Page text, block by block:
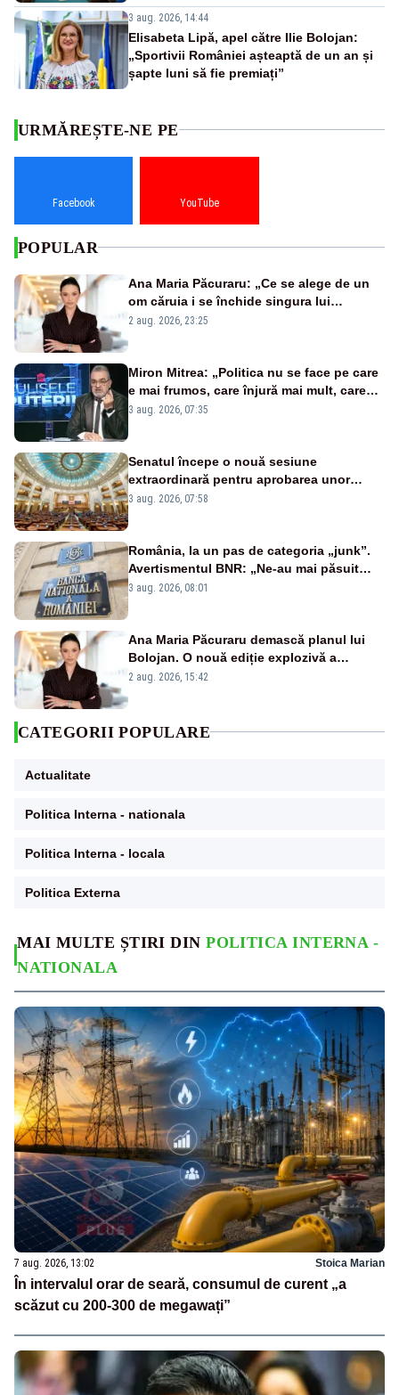
3 aug. 2026, 14:44
Elisabeta Lipă, apel către Ilie Bolojan:
„Sportivii României așteaptă de un an și
șapte luni să fie premiați”
MAI MULTE ȘTIRI DINPOLITICA INTERNA -
NATIONALA
7 aug. 2026, 13:02 Stoica Marian
În intervalul orar de seară, consumul de curent „a
scăzut cu 200-300 de megawați”
URMĂREȘTE-NE PE
Facebook YouTube
POPULAR
Ana Maria Păcuraru: „Ce se alege de un
om căruia i se închide singura lui
portiță?”
2 aug. 2026, 23:25
Miron Mitrea: „Politica nu se face pe care
e mai frumos, care înjură mai mult, care
țipă mai tare, ci pe proiecte”
3 aug. 2026, 07:35
Senatul începe o nouă sesiune
extraordinară pentru aprobarea unor
jaloane din PNRR
3 aug. 2026, 07:58
România, la un pas de categoria „junk”.
Avertismentul BNR: „Ne-au mai păsuit
pentru câteva luni”
3 aug. 2026, 08:01
Ana Maria Păcuraru demască planul lui
Bolojan. O nouă ediție explozivă a
emisiunii „Miza Zilei” la Realitatea PLUS
2 aug. 2026, 15:42
CATEGORII POPULARE
Actualitate
Politica Interna - nationala
Politica Interna - locala
Politica Externa